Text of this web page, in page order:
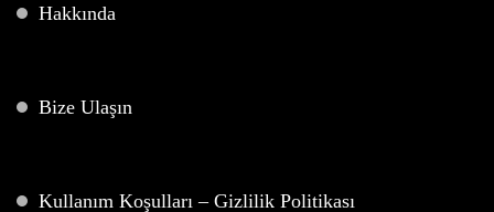
Hakkında
Bize Ulaşın
Kullanım Koşulları – Gizlilik Politikası